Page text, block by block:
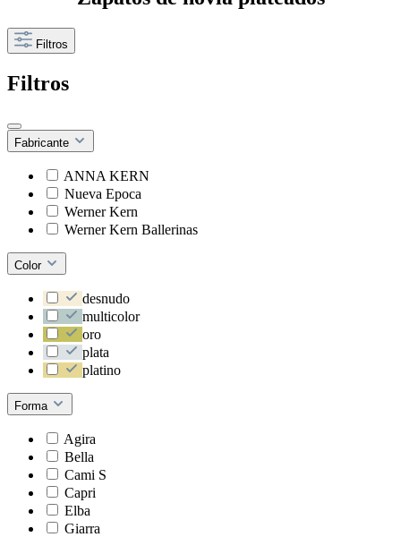
Filtros
Filtros
Fabricante
ANNA KERN
Nueva Epoca
Werner Kern
Werner Kern Ballerinas
Color
desnudo
multicolor
oro
plata
platino
Forma
Agira
Bella
Cami S
Capri
Elba
Giarra